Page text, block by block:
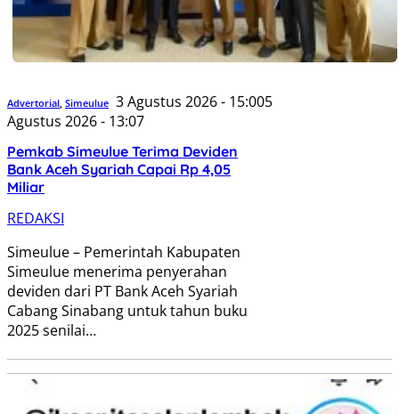
Advertorial, Simeulue 3 Agustus 2026 - 15:005
Agustus 2026 - 13:07
Pemkab Simeulue Terima Deviden
Bank Aceh Syariah Capai Rp 4,05
Miliar
REDAKSI
Simeulue – Pemerintah Kabupaten
Simeulue menerima penyerahan
deviden dari PT Bank Aceh Syariah
Cabang Sinabang untuk tahun buku
2025 senilai…